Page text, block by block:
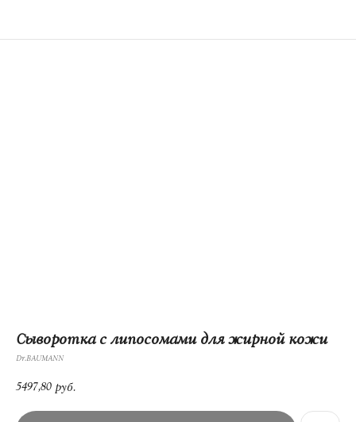
Сыворотка с липосомами для жирной кожи
Dr.BAUMANN
5497,80 руб.